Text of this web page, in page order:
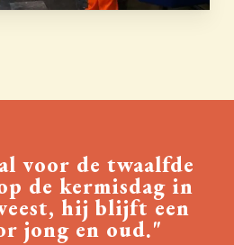
voor de twaalfde
de kermisdag in
hij blijft een
jong en oud."